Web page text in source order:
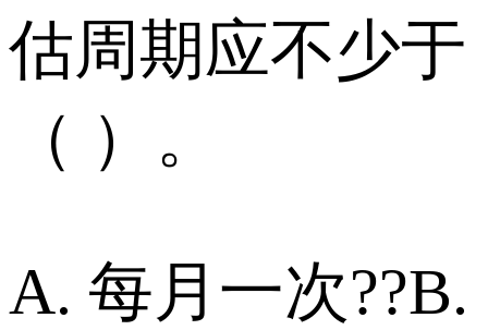
估周期应不少于
（ ）。
A. 每月一次??B.